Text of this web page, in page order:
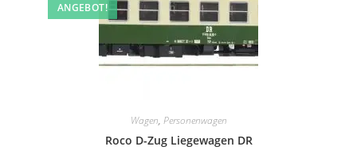
ANGEBOT!
Wagen, Personenwagen
Roco D-Zug Liegewagen DR